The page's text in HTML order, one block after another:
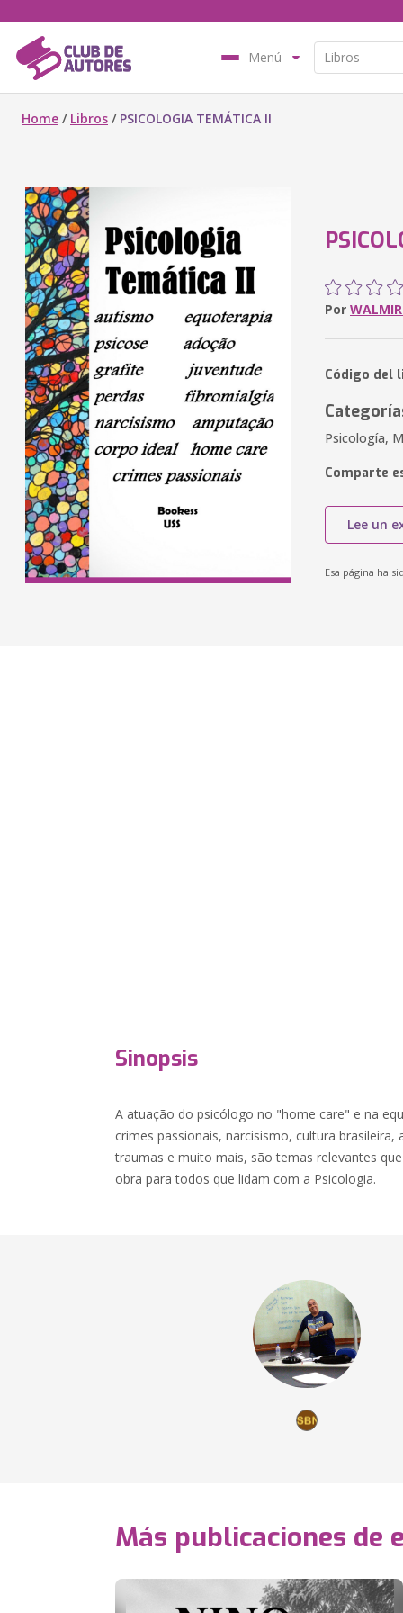
Menú
Home / Libros / PSICOLOGIA TEMÁTICA II
Por
Código del
Psicología,
Comparte
Lee un
Esa página ha
Sinopsis
A atuação do psicólogo no "home care" e na
crimes passionais, narcisismo, cultura brasileira,
traumas e muito mais, são temas relevantes
obra para todos que lidam com a Psicologia.
Más publicaciones de